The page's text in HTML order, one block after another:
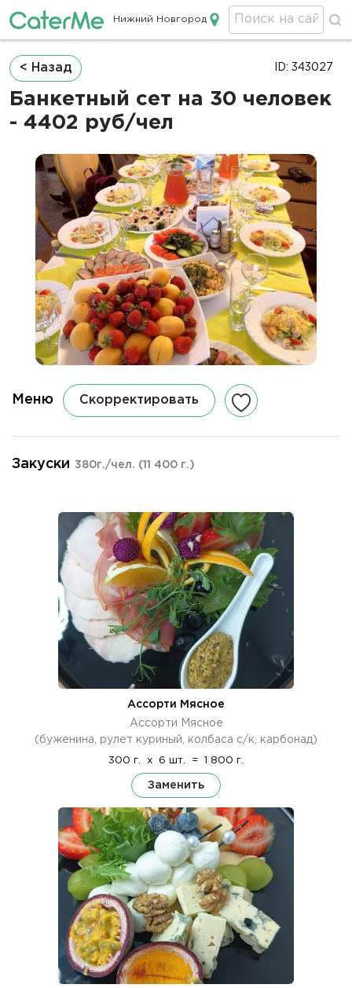
Кейтеринг в Нижнем Новгороде
Нижний Новгород
Строка
навигации
< Назад
Банкетный сет на 30 человек
- 4402 руб/чел
ID: 343027
Меню Скорректировать
Закуски 380г./чел. (11 400 г.)
Ассорти Мясное
Ассорти Мясное
(буженина, рулет куриный, колбаса с/к, карбонад)
300 г. x 6 шт. = 1 800 г.
Заменить